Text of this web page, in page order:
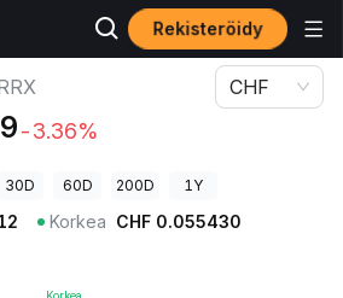
Rekisteröidy
-3.36%
CHF
30D 60D 200D 1Y
Korkea CHF 0.055430